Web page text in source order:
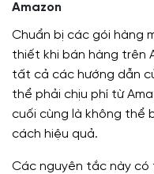
Amazon
Chuẩn bị các gói hàng
thiết khi bán hàng trên
tất cả các hướng dẫn
thể phải chịu phí từ
cuối cùng là không thể
cách hiệu quả.
Các nguyên tắc này có